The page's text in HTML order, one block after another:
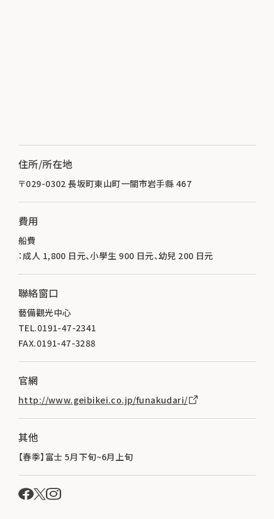
住所/所在地
〒029-0302 長坂町東山町一關市岩手縣 467
費用
船費
：成人 1,800 日元、小學生 900 日元、幼兒 200 日元
聯絡窗口
藝備觀光中心
TEL.0191-47-2341
FAX.0191-47-3288
官網
http://www.geibikei.co.jp/funakudari/
其他
【春季】富士 5月下旬~6月上旬